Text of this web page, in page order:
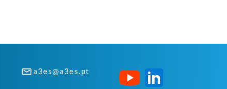
a3es@a3es.pt